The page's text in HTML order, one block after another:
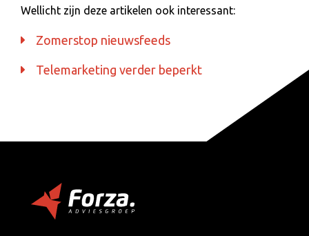
Wellicht zijn deze artikelen ook interessant:
Zomerstop nieuwsfeeds
Telemarketing verder beperkt